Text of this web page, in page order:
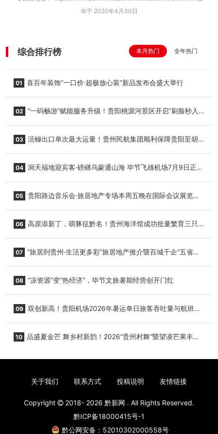
布于 2020年4月30日
综合排行榜 本月热门 全年热门
01 喜百年装饰“一口价·超极放心装”新品发布会盛大举行
02 “一码畅游”赋能服务升级！贵阳桃源河景区开启“刷脸秒入
03 活鳗出口单次最大运量！贵州民航集团顺利保障贵阳至胡
04 洞天福地迎宾客·磅礴乌蒙通山海 毕节飞雄机场7月9日正式
05 贵阳路边音乐会·旅居地产专场本周五晚在国际会议展览中
06 高原添新丁，萌豚征黔名！贵州海洋馆成功批量繁育三只
07 “旅居到贵州·生活更多彩”旅居地产推介暨百城千企“五省
08 “凉资源”变“热经济”，毕节文旅暑期经营创开门红
09 双创新高！贵阳机场2026年暑运单日旅客吞吐量与航班起
10 品盛夏金芒 舞乡村新韵！2026“贵州村舞”暨望谟芒果丰收
关于我们 联系方式 投稿说明 友情链接
Copyright 2018- 2026 黔新网 . All Rights Reserved.
黔ICP备18000415号-1
黔公网安备：52010302000558号